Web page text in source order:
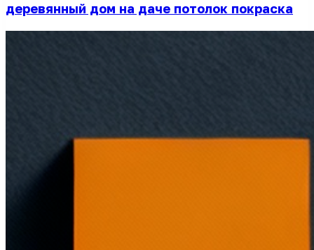
деревянный дом на даче потолок покраска